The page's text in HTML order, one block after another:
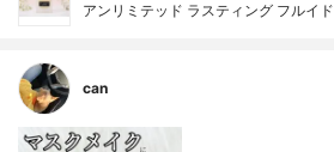
アンリミテッド ラスティング フルイド
can